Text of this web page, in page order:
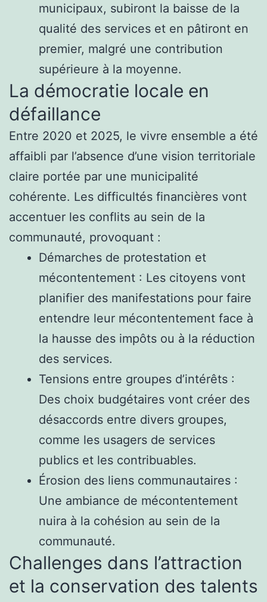
municipaux, subiront la baisse de la
qualité des services et en pâtiront en
premier, malgré une contribution
supérieure à la moyenne.
La démocratie locale en
défaillance
Entre 2020 et 2025, le vivre ensemble a été
affaibli par l’absence d’une vision territoriale
claire portée par une municipalité
cohérente. Les difficultés financières vont
accentuer les conflits au sein de la
communauté, provoquant :
Démarches de protestation et
mécontentement : Les citoyens vont
planifier des manifestations pour faire
entendre leur mécontentement face à
la hausse des impôts ou à la réduction
des services.
Tensions entre groupes d’intérêts :
Des choix budgétaires vont créer des
désaccords entre divers groupes,
comme les usagers de services
publics et les contribuables.
Érosion des liens communautaires :
Une ambiance de mécontentement
nuira à la cohésion au sein de la
communauté.
Challenges dans l’attraction
et la conservation des talents